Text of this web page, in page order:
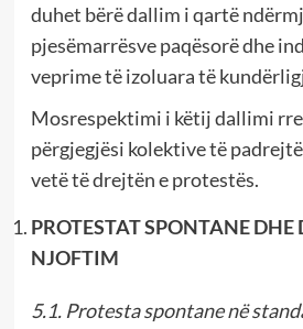
duhet bërë dallim i qartë
pjesëmarrësve paqësorë dhe
veprime të izoluara të
Mosrespektimi i këtij dallimi
përgjegjësi kolektive të
vetë të drejtën e protestës.
PROTESTAT SPONTANE DHE
NJOFTIM
5.1. Protesta spontane në